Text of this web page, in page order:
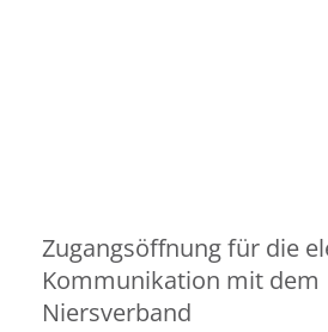
Zugangsöffnung für die
Kommunikation mit dem
Niersverband